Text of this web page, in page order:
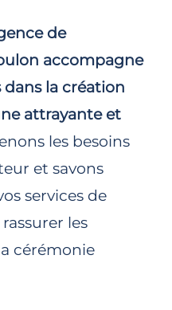
de
accompagne
la création
attrayante et
les besoins
et savons
services de
les
cérémonie